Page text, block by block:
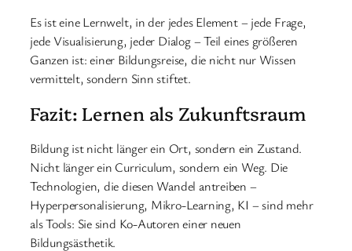
Es ist eine Lernwelt, in der jedes Element – jede Frage,
jede Visualisierung, jeder Dialog – Teil eines größeren
Ganzen ist: einer Bildungsreise, die nicht nur Wissen
vermittelt, sondern Sinn stiftet.
Fazit: Lernen als Zukunftsraum
Bildung ist nicht länger ein Ort, sondern ein Zustand.
Nicht länger ein Curriculum, sondern ein Weg. Die
Technologien, die diesen Wandel antreiben –
Hyperpersonalisierung, Mikro-Learning, KI – sind mehr
als Tools: Sie sind Ko-Autoren einer neuen
Bildungsästhetik.